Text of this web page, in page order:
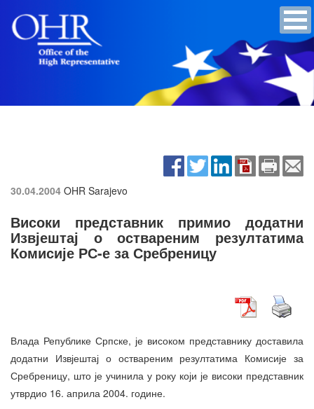
30.04.2004 OHR Sarajevo
Високи представник примио додатни
Извјештај о оствареним резултатима
Комисије РС-е за Сребреницу
Влада Републике Српске, је високом представнику доставила
додатни Извјештај о оствареним резултатима Комисије за
Сребреницу, што је учинила у року који је високи представник
утврдио 16. априла 2004. године.